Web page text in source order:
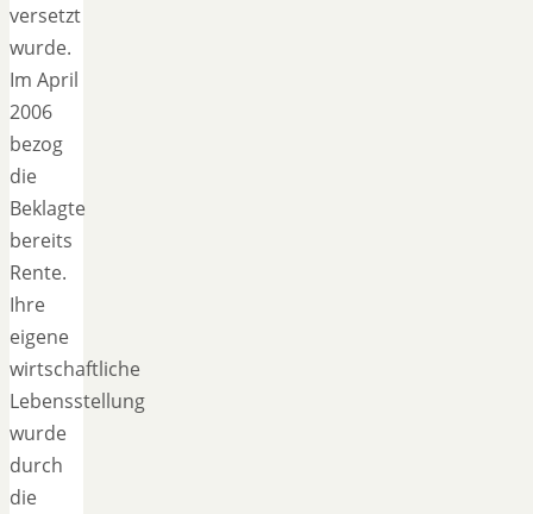
versetzt
wurde.
Im April
2006
bezog
die
Beklagte
bereits
Rente.
Ihre
eigene
wirtschaftliche
Lebensstellung
wurde
durch
die